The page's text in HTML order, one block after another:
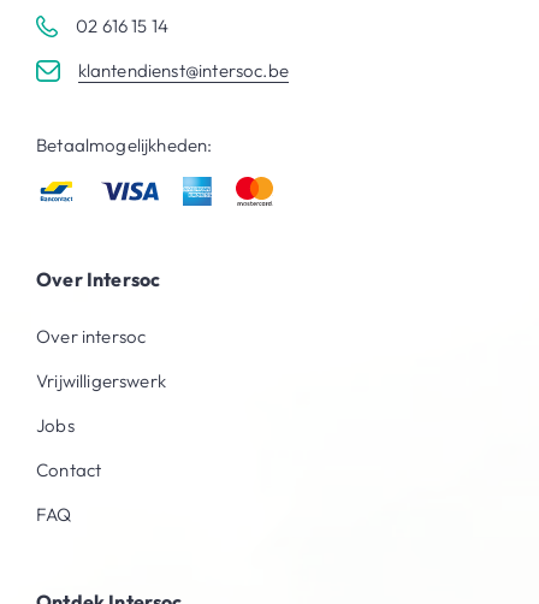
02 616 15 14
klantendienst@intersoc.be
Betaalmogelijkheden:
Over Intersoc
Over intersoc
Vrijwilligerswerk
Jobs
Contact
FAQ